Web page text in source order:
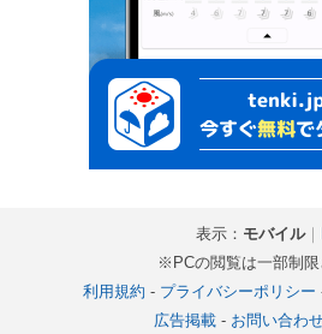
表示： モバイル｜
※PCの閲覧は一部制限
利用規約 - プライバシーポリシー
広告掲載- お問い合わ